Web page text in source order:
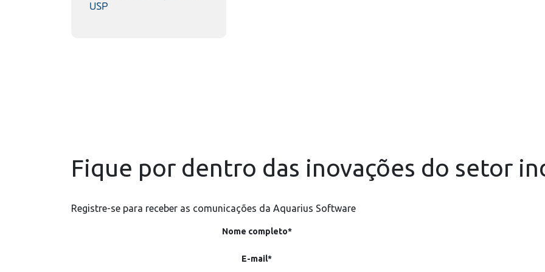
USP
Fique por dentro das inovações do setor
Registre-se para receber as comunicações da Aquarius Software
Nome completo*
E-mail*